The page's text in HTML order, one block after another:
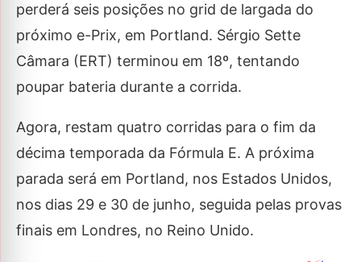
perderá seis posições no grid de largada do
próximo e-Prix, em Portland. Sérgio Sette
Câmara (ERT) terminou em 18º, tentando
poupar bateria durante a corrida.
Agora, restam quatro corridas para o fim da
décima temporada da Fórmula E. A próxima
parada será em Portland, nos Estados Unidos,
nos dias 29 e 30 de junho, seguida pelas provas
finais em Londres, no Reino Unido.